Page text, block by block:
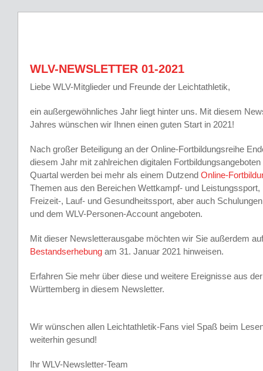
WLV-NEWSLETTER 01-2021
Liebe WLV-Mitglieder und Freunde der Leichtathletik,
ein außergewöhnliches Jahr liegt hinter uns. Mit diesem
Jahres wünschen wir Ihnen einen guten Start in 2021!
Nach großer Beteiligung an der Online-Fortbildungsreihe
diesem Jahr mit zahlreichen digitalen
Quartal werden bei mehr als einem Dutzend Online-
Themen aus den Bereichen Wettkampf- und Leistungssport,
Freizeit-, Lauf- und Gesundheitssport, aber auch
und dem WLV-Personen-Account angeboten.
Mit dieser Newsletterausgabe möchten wir Sie außerdem
Bestandserhebung am 31. Januar 2021 hinweisen.
Erfahren Sie mehr über diese und weitere Ereignisse aus
Württemberg in diesem Newsletter.
Wir wünschen allen Leichtathletik-Fans viel Spaß beim
weiterhin gesund!
Ihr WLV-Newsletter-Team